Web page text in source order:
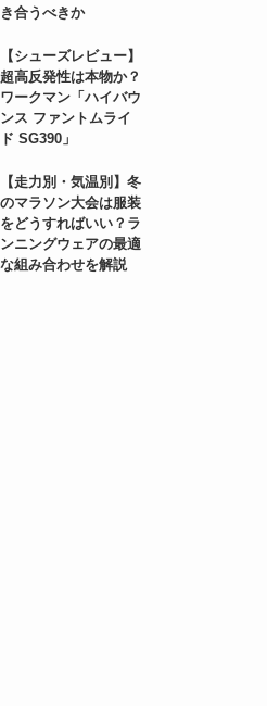
き合うべきか
【シューズレビュー】
超高反発性は本物か？
ワークマン「ハイバウ
ンス ファントムライ
ド SG390」
【走力別・気温別】冬
のマラソン大会は服装
をどうすればいい？ラ
ンニングウェアの最適
な組み合わせを解説